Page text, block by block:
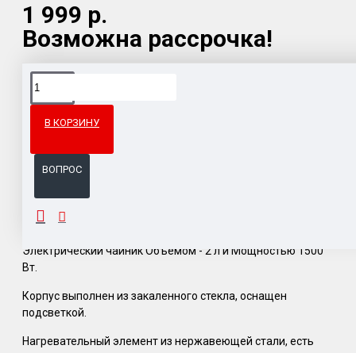
1 999 р.
Возможна рассрочка!
В КОРЗИНУ
ВОПРОС
Доставка товара по всему Таможенному союзу.
ОПИСАНИЕ
Электрический чайник Объёмом - 2 л и Мощностью 1500
Вт.
Корпус выполнен из закаленного стекла, оснащен
подсветкой.
Нагревательный элемент из нержавеющей стали, есть